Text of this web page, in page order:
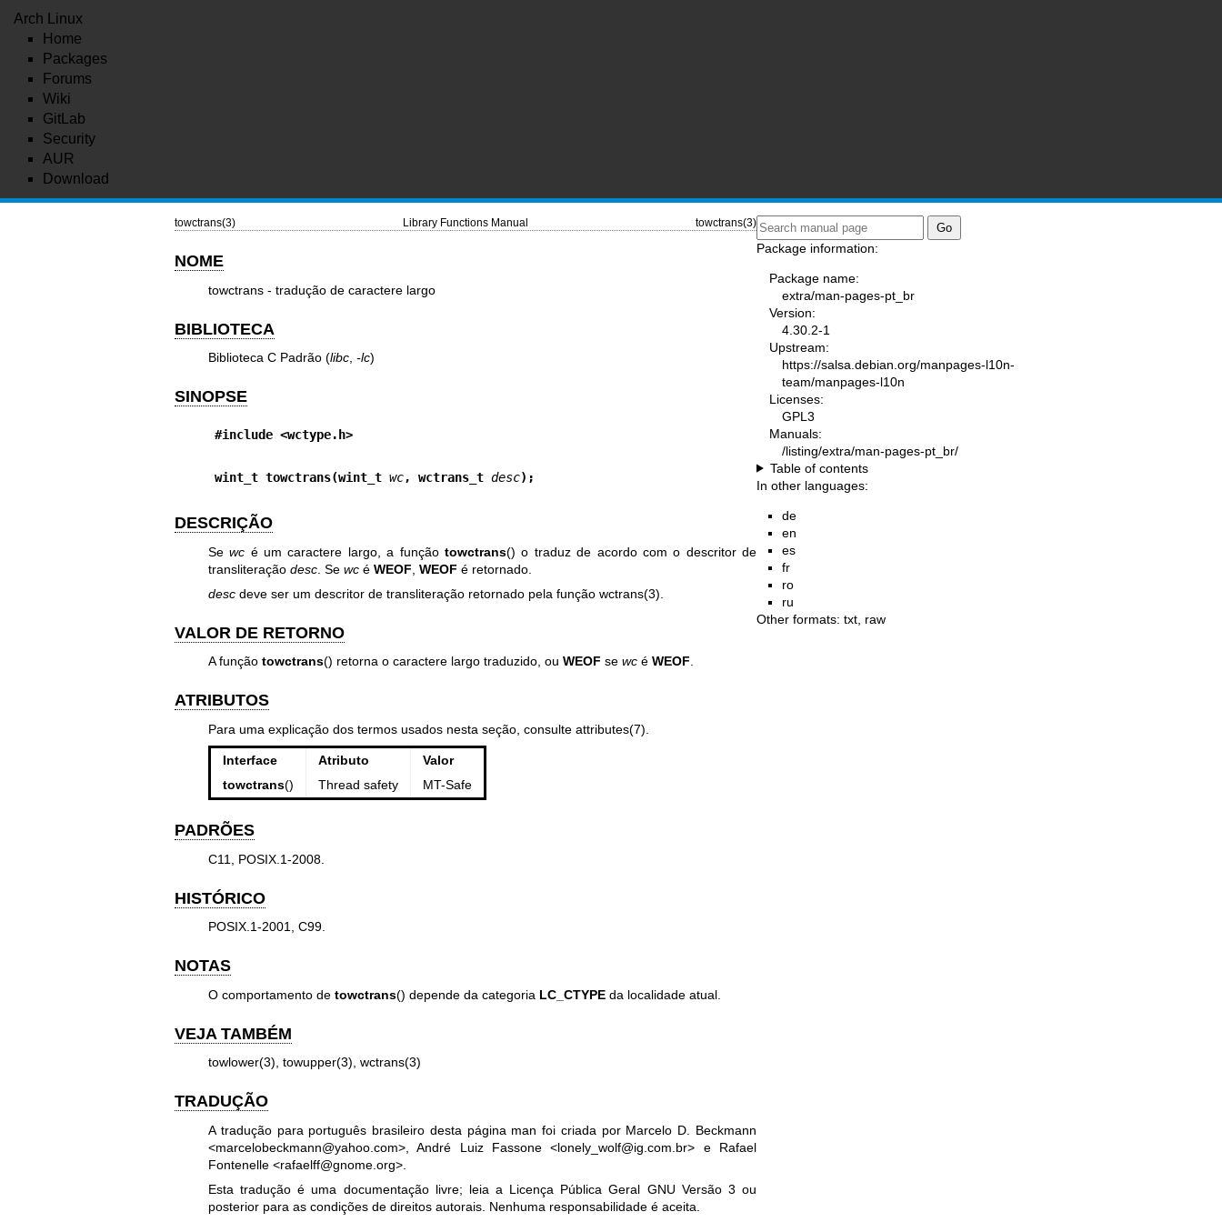
Arch Linux
Home
Packages
Forums
Wiki
GitLab
Security
AUR
Download
towctrans(3) Library Functions Manual towctrans(3)
NOME
towctrans - tradução de caractere largo
BIBLIOTECA
Biblioteca C Padrão (libc, -lc)
SINOPSE
#include <wctype.h>
wint_t towctrans(wint_t wc, wctrans_t desc);
DESCRIÇÃO
Sewc é um caractere largo, a função towctrans() o traduz de acordo com o descritor de
transliteração desc. Se wcé WEOF WEOF é retornado.
descdeve ser um descritor de transliteração retornado pela função wctrans(3)
VALOR DE RETORNO
A função towctrans() retorna o caractere largo traduzido, ou WEOF se wcé WEOF.
ATRIBUTOS
Para uma explicação dos termos usados nesta seção, consulte attributes(7)
Interface Atributo
Valor
towctrans() Thread safety MT-Safe
PADRÕES
C11, POSIX.1-2008.
HISTÓRICO
POSIX.1-2001, C99.
NOTAS
O comportamento de towctrans() depende da categoria LC_CTYPEda localidade atual.
VEJA TAMBÉM
towlower(3), towupper(3), wctrans(3)
TRADUÇÃO
A tradução para português brasileiro desta página man foi criada por Marcelo D. Beckmann
<marcelobeckmann@yahoo.com>, André Luiz Fassone <lonely_wolf@ig.com.br> e Rafael
Fontenelle <rafaelff@gnome.org>.
Esta tradução é uma documentação livre; leia a Licença Pública Geral GNU Versão 3 ou
posterior para as condições de direitos autorais. Nenhuma responsabilidade é aceita.
Package information:
Package name:
extra/man-pages-pt_br
Version:
4.30.2-1
Upstream:
https://salsa.debian.org/manpages-l10n-
team/manpages-l10n
Licenses:
GPL3
Manuals:
/listing/extra/man-pages-pt_br/
Table of contents
In other languages:
de
en
es
fr
ro
ru
Other formats: txt raw